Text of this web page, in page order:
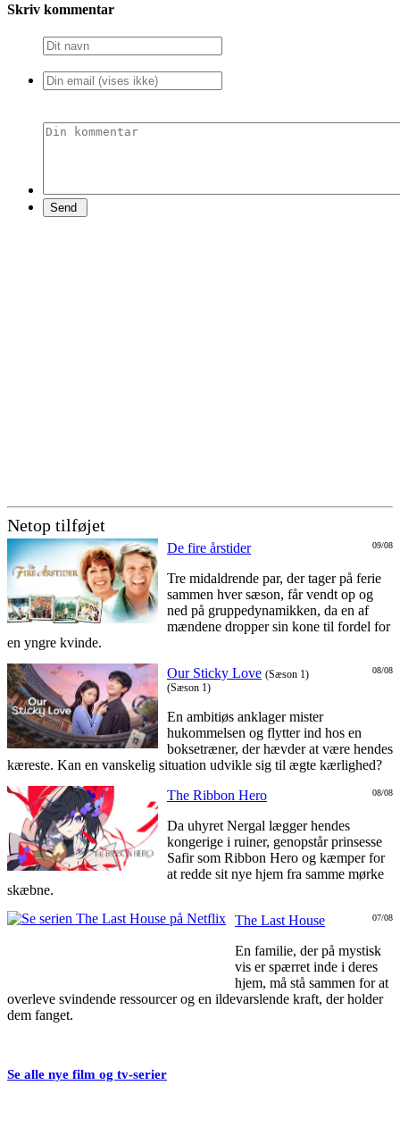
Skriv kommentar
Netop tilføjet
09/08
De fire årstider
Tre midaldrende par, der tager på ferie
sammen hver sæson, får vendt op og
ned på gruppedynamikken, da en af
mændene dropper sin kone til fordel for
en yngre kvinde.
08/08
Our Sticky Love (Sæson 1)
(Sæson 1)
En ambitiøs anklager mister
hukommelsen og flytter ind hos en
boksetræner, der hævder at være hendes
kæreste. Kan en vanskelig situation udvikle sig til ægte kærlighed?
08/08
The Ribbon Hero
Da uhyret Nergal lægger hendes
kongerige i ruiner, genopstår prinsesse
Safir som Ribbon Hero og kæmper for
at redde sit nye hjem fra samme mørke
skæbne.
07/08
The Last House
En familie, der på mystisk
vis er spærret inde i deres
hjem, må stå sammen for at
overleve svindende ressourcer og en ildevarslende kraft, der holder
dem fanget.
Se alle nye film og tv-serier